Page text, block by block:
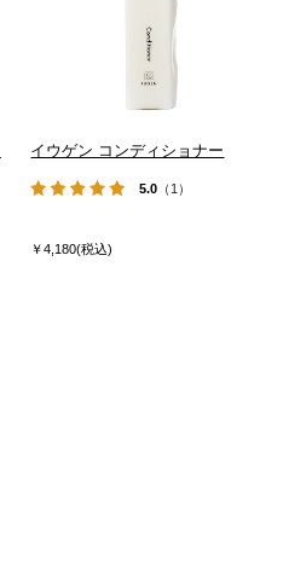
イウゲン コンディショナー
5.0 （1）
￥4,180(税込)